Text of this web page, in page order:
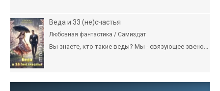
Веда и 33 (не)счастья
Любовная фантастика / Самиздат
Вы знаете, кто такие веды? Мы - связующее звено...